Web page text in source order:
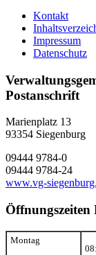
Kontakt
Impressum
Datenschutz
Postanschrift
Marienplatz 13
93354 Siegenburg
09444 9784-0
09444 9784-24
www.vg-
Öffnungszeiten
Montag